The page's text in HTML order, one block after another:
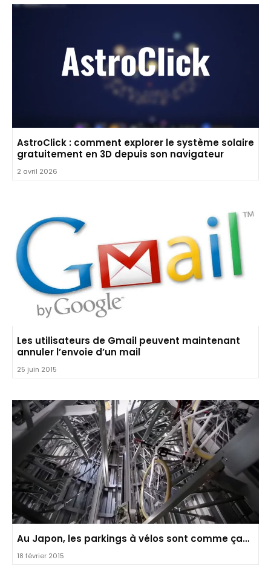
AstroClick : comment explorer le système solaire
gratuitement en 3D depuis son navigateur
2 avril 2026
Les utilisateurs de Gmail peuvent maintenant
annuler l’envoie d’un mail
25 juin 2015
Au Japon, les parkings à vélos sont comme ça…
18 février 2015